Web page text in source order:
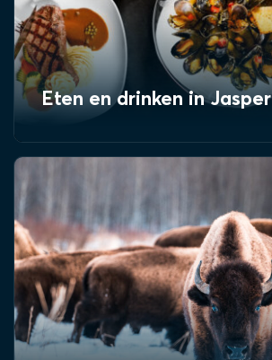
Eten en drinken in Jasper